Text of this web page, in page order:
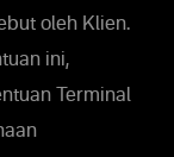
oleh Klien.
ini,
Terminal